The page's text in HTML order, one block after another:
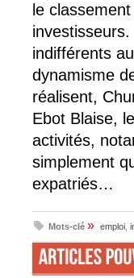
le
indifférents
dynamisme
réalisent,
Ebot Blaise,
activités,
simplement
expatriés…
Mots-clé » emploi